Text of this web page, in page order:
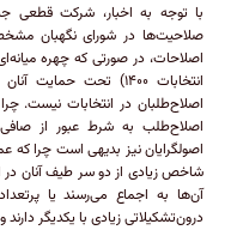
با توجه به اخبار، شرکت قطعی
صلاحیت‌ها در شورای نگهبان
اصلاحات، در صورتی که چهره
انتخابات ۱۴۰۰) تحت
اصلاح‌طلبان در انتخابات نیست.
اصلاح‌طلب به شرط عبور از صافی
اصولگرایان نیز بدیهی است چرا
شاخص زیادی از دو سر طیف آنان در
آن‌ها به اجماع می‌رسند یا
درون‌تشکیلاتی زیادی با یکدیگر دارند و ممکن